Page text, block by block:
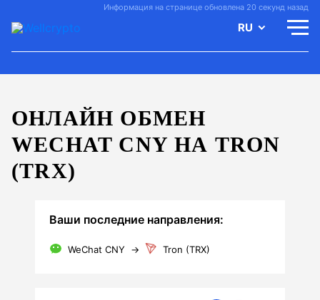
Информация на странице обновлена 20 секунд назад
RU
ОНЛАЙН ОБМЕН
WECHAT CNY НА TRON
(TRX)
Ваши последние направления:
WeChat CNY → Tron (TRX)